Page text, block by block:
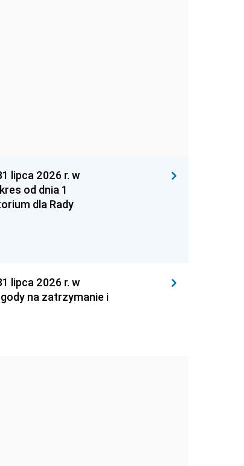
lipca 2026 r. w
od dnia 1
dla Rady
lipca 2026 r. w
na zatrzymanie i